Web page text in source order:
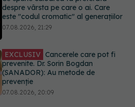
EXCLUSIV Cancerele care pot fi
prevenite. Dr. Sorin Bogdan
(SANADOR): Au metode de
prevenție
Testul din deget care ar putea
indica riscul pentru 8 boli majore
07.08.2026, 18:34